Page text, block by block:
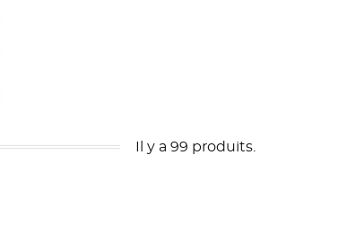
Il y a 99 produits.